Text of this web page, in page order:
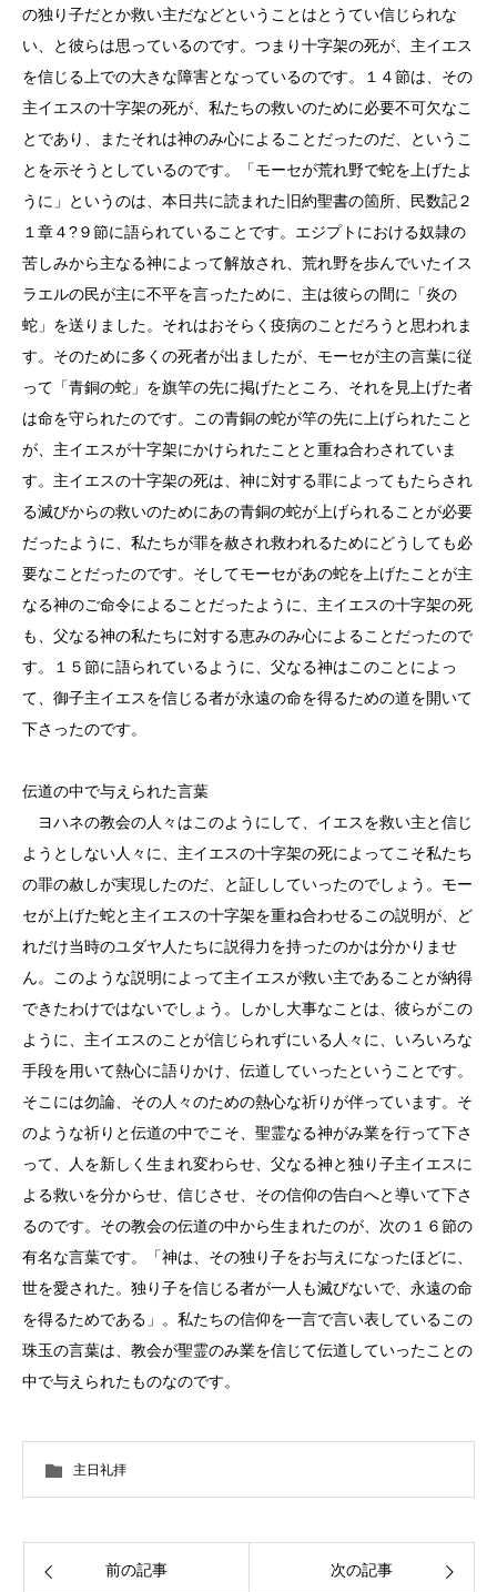
の独り子だとか救い主だなどということはとうてい信じられな
い、と彼らは思っているのです。つまり十字架の死が、主イエス
を信じる上での大きな障害となっているのです。１４節は、その
主イエスの十字架の死が、私たちの救いのために必要不可欠なこ
とであり、またそれは神のみ心によることだったのだ、というこ
とを示そうとしているのです。「モーセが荒れ野で蛇を上げたよ
うに」というのは、本日共に読まれた旧約聖書の箇所、民数記２
１章４?９節に語られていることです。エジプトにおける奴隷の
苦しみから主なる神によって解放され、荒れ野を歩んでいたイス
ラエルの民が主に不平を言ったために、主は彼らの間に「炎の
蛇」を送りました。それはおそらく疫病のことだろうと思われま
す。そのために多くの死者が出ましたが、モーセが主の言葉に従
って「青銅の蛇」を旗竿の先に掲げたところ、それを見上げた者
は命を守られたのです。この青銅の蛇が竿の先に上げられたこと
が、主イエスが十字架にかけられたことと重ね合わされていま
す。主イエスの十字架の死は、神に対する罪によってもたらされ
る滅びからの救いのためにあの青銅の蛇が上げられることが必要
だったように、私たちが罪を赦され救われるためにどうしても必
要なことだったのです。そしてモーセがあの蛇を上げたことが主
なる神のご命令によることだったように、主イエスの十字架の死
も、父なる神の私たちに対する恵みのみ心によることだったので
す。１５節に語られているように、父なる神はこのことによっ
て、御子主イエスを信じる者が永遠の命を得るための道を開いて
下さったのです。
伝道の中で与えられた言葉
ヨハネの教会の人々はこのようにして、イエスを救い主と信じ
ようとしない人々に、主イエスの十字架の死によってこそ私たち
の罪の赦しが実現したのだ、と証ししていったのでしょう。モー
セが上げた蛇と主イエスの十字架を重ね合わせるこの説明が、ど
れだけ当時のユダヤ人たちに説得力を持ったのかは分かりませ
ん。このような説明によって主イエスが救い主であることが納得
できたわけではないでしょう。しかし大事なことは、彼らがこの
ように、主イエスのことが信じられずにいる人々に、いろいろな
手段を用いて熱心に語りかけ、伝道していったということです。
そこには勿論、その人々のための熱心な祈りが伴っています。そ
のような祈りと伝道の中でこそ、聖霊なる神がみ業を行って下さ
って、人を新しく生まれ変わらせ、父なる神と独り子主イエスに
よる救いを分からせ、信じさせ、その信仰の告白へと導いて下さ
るのです。その教会の伝道の中から生まれたのが、次の１６節の
有名な言葉です。「神は、その独り子をお与えになったほどに、
世を愛された。独り子を信じる者が一人も滅びないで、永遠の命
を得るためである」。私たちの信仰を一言で言い表しているこの
珠玉の言葉は、教会が聖霊のみ業を信じて伝道していったことの
中で与えられたものなのです。
主日礼拝
前の記事 次の記事